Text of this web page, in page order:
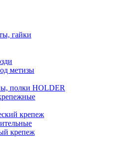
гайки
метизы
полки НОLDER
крепеж
крепеж